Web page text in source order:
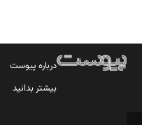
درباره پیوست
بیشتر بدانید